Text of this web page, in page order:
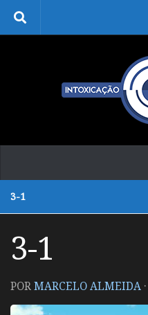
Skip to content
3-1
3-1
PORMARCELO ALMEIDA ·